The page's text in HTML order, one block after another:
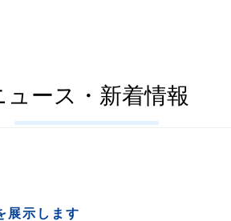
ュース・新着情報
展示します